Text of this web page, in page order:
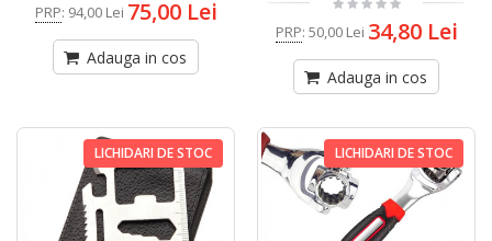
PRP: 94,00 Lei 75,00 Lei
Adauga in cos
PRP: 50,00 Lei 34,80 Lei
Adauga in cos
LICHIDARI DE STOC LICHIDARI DE STOC